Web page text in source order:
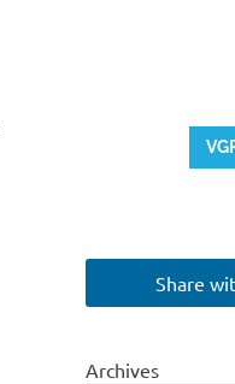
Share
Archives